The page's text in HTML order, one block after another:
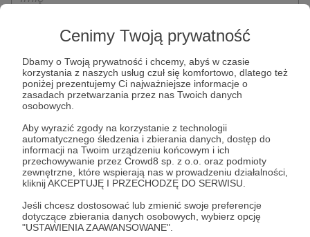
Cenimy Twoją prywatność
Dbamy o Twoją prywatność i chcemy, abyś w czasie
korzystania z naszych usług czuł się komfortowo, dlatego też
poniżej prezentujemy Ci najważniejsze informacje o
zasadach przetwarzania przez nas Twoich danych
osobowych.
Aby wyrazić zgody na korzystanie z technologii
automatycznego śledzenia i zbierania danych, dostęp do
informacji na Twoim urządzeniu końcowym i ich
przechowywanie przez Crowd8 sp. z o.o. oraz podmioty
zewnętrzne, które wspierają nas w prowadzeniu działalności,
kliknij AKCEPTUJĘ I PRZECHODZĘ DO SERWISU.
Jeśli chcesz dostosować lub zmienić swoje preferencje
dotyczące zbierania danych osobowych, wybierz opcję
"USTAWIENIA ZAAWANSOWANE".
otrzymywania wsparcia na naszej platformie oraz
wyrażenia sprzeciwu wobec przetwarzania Twoich danych
osobowych. Rejestracja dla osób niepełnoletnich możliwa
jest po przekazaniu podpisanego formularza "Zgodna na
założenie konta przez osobę niepełnoletnią", formularz
dostępny jest na stronie regulaminu Patronite.pl.
* Zapoznałem się i akceptujęRegulaminserwisu oraz
Prywatności.